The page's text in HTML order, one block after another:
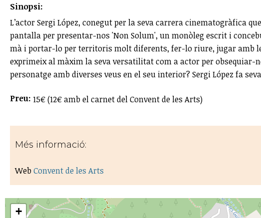
Sinopsi:
L’actor Sergi López, conegut per la seva carrera cinematogràfica
pantalla per presentar-nos 'Non Solum', un monòleg escrit i
mà i portar-lo per territoris molt diferents, fer-lo riure, jugar amb
exprimeix al màxim la seva versatilitat com a actor per obsequiar-
personatge amb diverses veus en el seu interior? Sergi López fa
Preu: 15€ (12€ amb el carnet del Convent de les Arts)
Més informació:
WebConvent de les Arts
+